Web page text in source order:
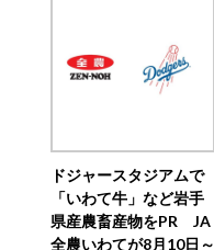
ドジャースタジアムで
「いわて牛」など岩手
県産農畜産物をPR JA
全農いわてが8月10日～